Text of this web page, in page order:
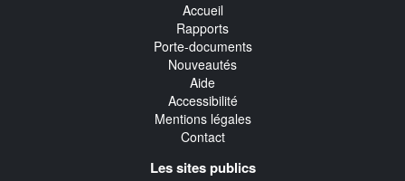
Accueil
Rapports
Porte-documents
Nouveautés
Aide
Accessibilité
Mentions légales
Contact
Les sites publics